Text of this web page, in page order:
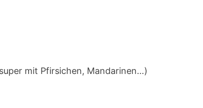
mit Pfirsichen, Mandarinen…)